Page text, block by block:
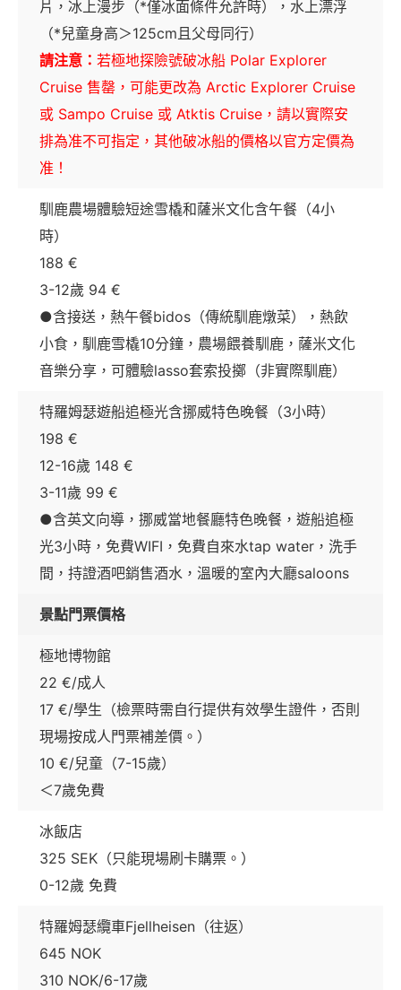
片，冰上漫步（*僅冰面條件允許時），水上漂浮
（*兒童身高＞125cm且父母同行）
請注意： 若極地探險號破冰船 Polar Explorer
Cruise 售罄，可能更改為 Arctic Explorer Cruise
或 Sampo Cruise 或 Atktis Cruise，請以實際安
排為准不可指定，其他破冰船的價格以官方定價為
准！
馴鹿農場體驗短途雪橇和薩米文化含午餐（4小
時）
188 €
3-12歲 94 €
●含接送，熱午餐bidos（傳統馴鹿燉菜），熱飲
小食，馴鹿雪橇10分鐘，農場餵養馴鹿，薩米文化
音樂分享，可體驗lasso套索投擲（非實際馴鹿）
特羅姆瑟遊船追極光含挪威特色晚餐（3小時）
198 €
12-16歲 148 €
3-11歲 99 €
●含英文向導，挪威當地餐廳特色晚餐，遊船追極
光3小時，免費WIFI，免費自來水tap water，洗手
間，持證酒吧銷售酒水，溫暖的室內大廳saloons
景點門票價格
極地博物館
22 €/成人
17 €/學生（檢票時需自行提供有效學生證件，否則
現場按成人門票補差價。）
10 €/兒童（7-15歲）
＜7歲免費
冰飯店
325 SEK（只能現場刷卡購票。）
0-12歲 免費
特羅姆瑟纜車Fjellheisen（往返）
645 NOK
310 NOK/6-17歲